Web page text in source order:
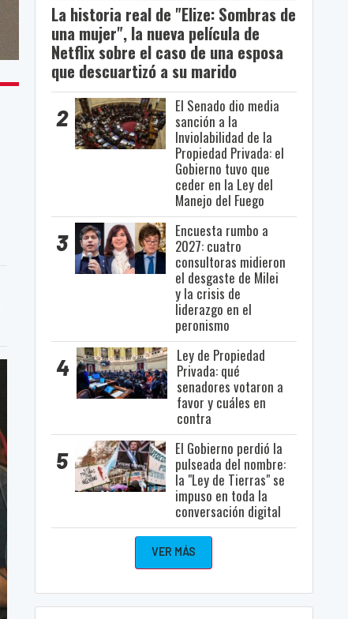
La historia real de "Elize: Sombras de
una mujer", la nueva película de
Netflix sobre el caso de una esposa
que descuartizó a su marido
2
El Senado dio media
sanción a la
Inviolabilidad de la
Propiedad Privada: el
Gobierno tuvo que
ceder en la Ley del
Manejo del Fuego
3
Encuesta rumbo a
2027: cuatro
consultoras midieron
el desgaste de Milei
y la crisis de
liderazgo en el
peronismo
4
Ley de Propiedad
Privada: qué
senadores votaron a
favor y cuáles en
contra
5
El Gobierno perdió la
pulseada del nombre:
la "Ley de Tierras" se
impuso en toda la
conversación digital
VER MÁS